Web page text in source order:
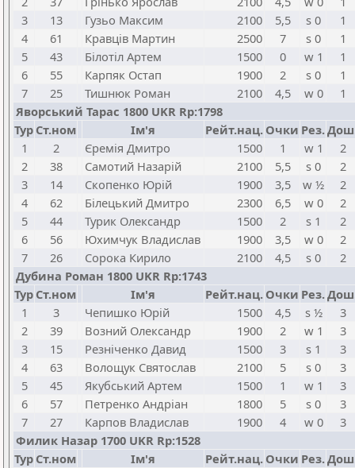
3
13 Гузьо Максим 2100 5,5 s 0
1
4
61 Кравців Мартин 2500 7 s 0
1
5
43 Білотіл Артем 1500 0 w 1
1
6
55 Карпяк Остап 1900 2 s 0
1
7
25 Тишнюк Роман 2100 4,5 w 0
1
Яворський Тарас 1800 UKR Rp:1798
Тур Ст.ном Ім'я Рейт.нац. Очки Рез.
1
2 Єремія Дмитро 1500 1 w 1
2
2
38 Самотий Назарій 2100 5,5 s 0
2
3
14 Скопенко Юрій 1900 3,5 w ½
2
4
62 Білецький Дмитро 2300 6,5 w 0
2
5
44 Турик Олександр 1500 2 s 1
2
6
56 Юхимчук Владислав 1900 3,5 w 0
2
7
26 Сорока Кирило 2100 4,5 s 0
2
Дубина Роман 1800 UKR Rp:1743
Тур Ст.ном Ім'я Рейт.нац. Очки Рез.
1
3 Чепишко Юрій 1500 4,5 s ½
3
2
39 Возний Олександр 1900 2 w 1
3
3
15 Резніченко Давид 1500 3 s 1
3
4
63 Волощук Святослав 2100 5 s 0
3
5
45 Якубський Артем 1500 1 w 1
3
6
57 Петренко Андріан 1800 5 s 0
3
7
27 Карпов Владислав 1900 4 w 0
3
Филик Назар 1700 UKR Rp:1528
Тур Ст.ном Ім'я Рейт.нац. Очки Рез.